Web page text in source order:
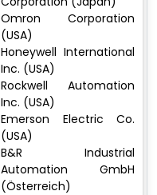
Omron Corporation
(USA)
Honeywell International
Inc. (USA)
Rockwell Automation
Inc. (USA)
Emerson Electric Co.
(USA)
B&R Industrial
Automation GmbH
(Österreich)